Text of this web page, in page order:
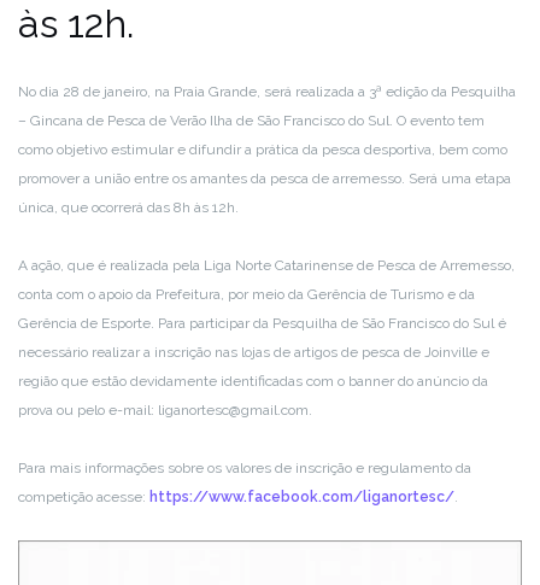
às 12h.
No dia 28 de janeiro, na Praia Grande, será realizada a 3ª edição da Pesquilha
– Gincana de Pesca de Verão Ilha de São Francisco do Sul. O evento tem
como objetivo estimular e difundir a prática da pesca desportiva, bem como
promover a união entre os amantes da pesca de arremesso. Será uma etapa
única, que ocorrerá das 8h às 12h.
A ação, que é realizada pela Liga Norte Catarinense de Pesca de Arremesso,
conta com o apoio da Prefeitura, por meio da Gerência de Turismo e da
Gerência de Esporte. Para participar da Pesquilha de São Francisco do Sul é
necessário realizar a inscrição nas lojas de artigos de pesca de Joinville e
região que estão devidamente identificadas com o banner do anúncio da
prova ou pelo e-mail: liganortesc@gmail.com.
Para mais informações sobre os valores de inscrição e regulamento da
competição acesse: https://www.facebook.com/liganortesc/.